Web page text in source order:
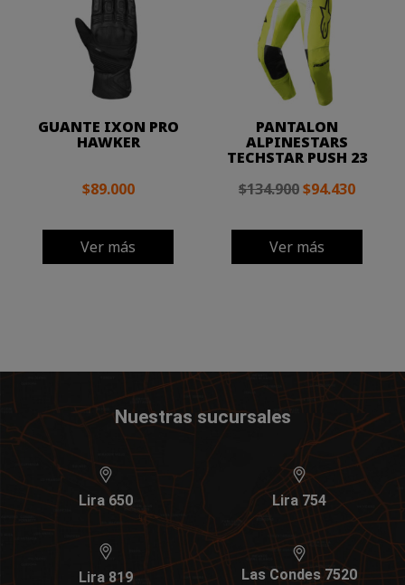
GUANTE IXON PRO
HAWKER
$89.000
Ver más
PANTALON
ALPINESTARS
TECHSTAR PUSH 23
$134.900$94.430
Ver más
Nuestras sucursales
Lira 650 Lira 754
Lira 819 Las Condes 7520